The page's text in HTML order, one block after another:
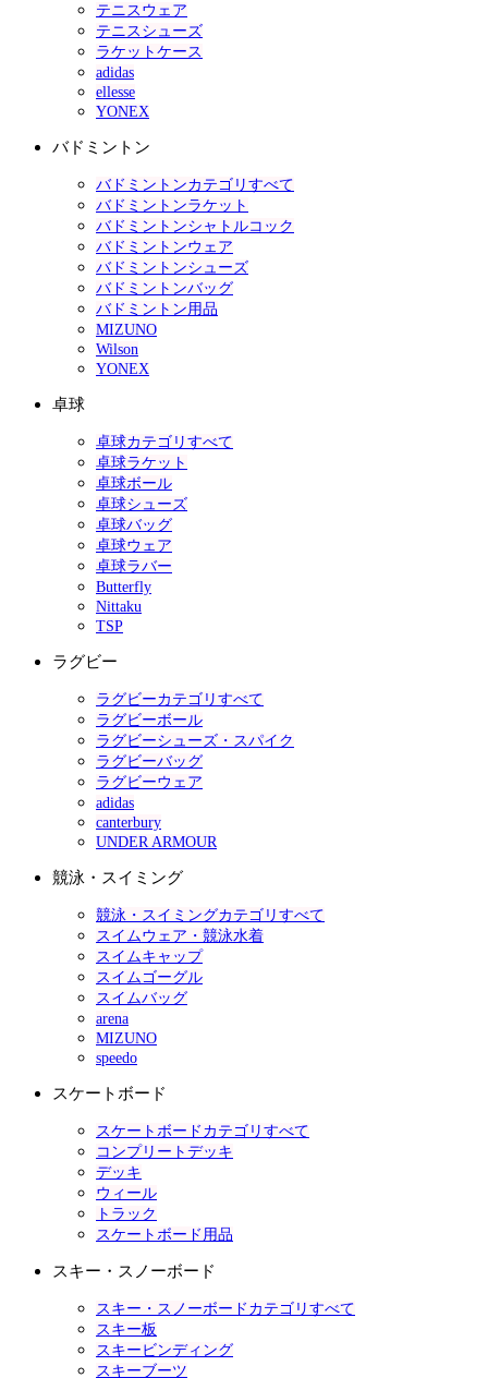
テニスウェア
テニスシューズ
ラケットケース
adidas
ellesse
YONEX
バドミントン
バドミントンカテゴリすべて
バドミントンラケット
バドミントンシャトルコック
バドミントンウェア
バドミントンシューズ
バドミントンバッグ
バドミントン用品
MIZUNO
Wilson
YONEX
卓球
卓球カテゴリすべて
卓球ラケット
卓球ボール
卓球シューズ
卓球バッグ
卓球ウェア
卓球ラバー
Butterfly
Nittaku
TSP
ラグビー
ラグビーカテゴリすべて
ラグビーボール
ラグビーシューズ・スパイク
ラグビーバッグ
ラグビーウェア
adidas
canterbury
UNDER ARMOUR
競泳・スイミング
競泳・スイミングカテゴリすべて
スイムウェア・競泳水着
スイムキャップ
スイムゴーグル
スイムバッグ
arena
MIZUNO
speedo
スケートボード
スケートボードカテゴリすべて
コンプリートデッキ
デッキ
ウィール
トラック
スケートボード用品
スキー・スノーボード
スキー・スノーボードカテゴリすべて
スキー板
スキービンディング
スキーブーツ